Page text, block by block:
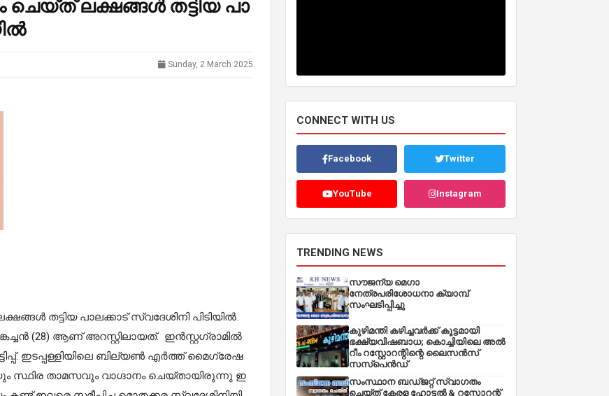
ചെ​യ്ത് ല​ക്ഷ​ങ്ങ​ൾ ത​ട്ടി​യ പാ​
Sunday, 2 March 2025
ത​ട്ടി​യ പാ​ല​ക്കാ​ട് സ്വ​ദേ​ശി​നി പി​ടി​യി​ൽ.
(28) ആ​ണ് അ​റ​സ്റ്റി​ലാ​യ​ത്. ഇ​ൻ​സ്റ്റ​ഗ്രാ​മി​ൽ
ഇ​ട​പ്പ​ള്ളി​യി​ലെ ബി​ല്യ​ൺ എ​ർ​ത്ത് മൈ​ഗ്രേ​ഷ​
സ്ഥി​ര താ​മ​സ​വും വാ​ഗ്ദാ​നം ചെ​യ്താ​യി​രു​ന്നു ഇ​
CONNECT WITH US
Facebook Twitter
YouTube Instagram
TRENDING NEWS
സൗജന്യ മെഗാ
നേത്രപരിശോധനാ ക്യാമ്പ്
സംഘടിപ്പിച്ചു
കുഴിമന്തി കഴിച്ചവർക്ക് കൂട്ടമായി
ഭക്ഷ്യവിഷബാധ; കൊച്ചിയിലെ അൽ
റീം റസ്റ്റോറന്റിന്റെ ലൈസൻസ്
സസ്പെൻഡ്
സംസ്ഥാന ബഡ്‌ജറ്റ് സ്വാഗതം
ചെയ്ത് കേരള ഹോട്ടൽ & റസ്റ്റോറന്റ്